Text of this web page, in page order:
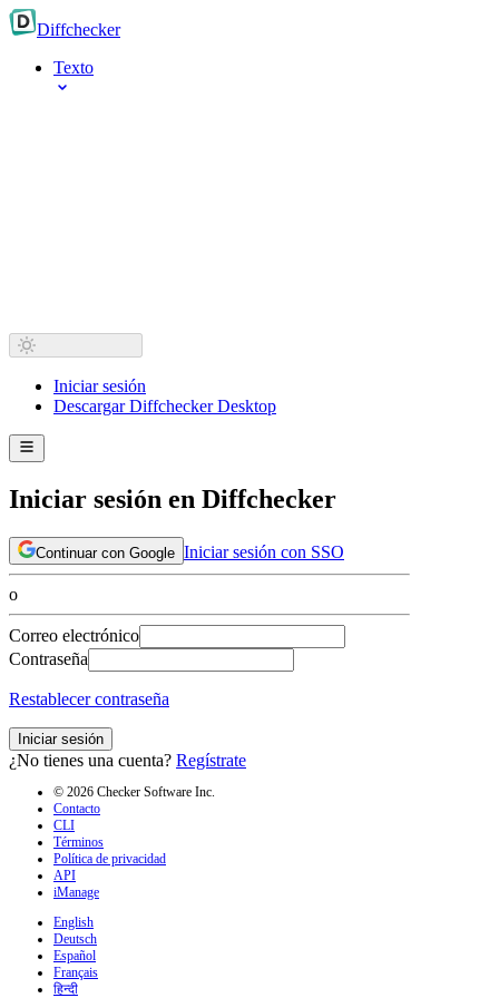
Diffchecker
Texto
Iniciar sesión
Descargar Diffchecker Desktop
Iniciar sesión en Diffchecker
Continuar con Google Iniciar sesión con SSO
o
Correo electrónico
Contraseña
Restablecer contraseña
Iniciar sesión
¿No tienes una cuenta? Regístrate
© 2026 Checker Software Inc.
Contacto
CLI
Términos
Política de privacidad
API
iManage
English
Deutsch
Español
Français
हिन्दी